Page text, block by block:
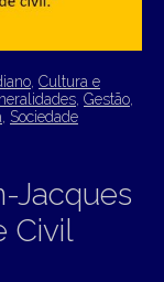
, Cultura e
, Gestão,
, Sociedade
Jacques
Civil